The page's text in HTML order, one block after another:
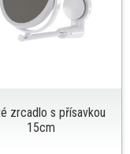
zrcadlo s přísavkou
15cm